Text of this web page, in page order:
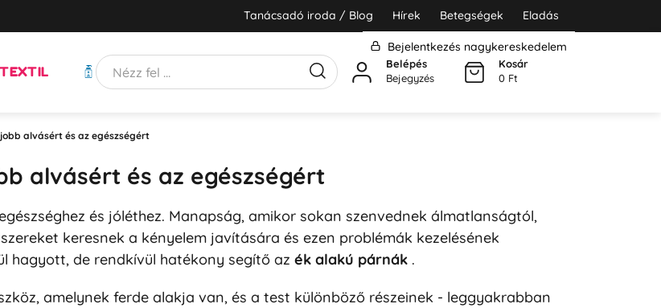
Tanácsadó iroda / Blog Hírek Betegségek Eladás
Bejelentkezés nagykereskedelem
TEXTIL HIGIÉNIA
Belépés
Bejegyzés
Kosár
0 Ft
alvásért és az egészségért
alvásért és az egészségért
és jóléthez. Manapság, amikor sokan szenvednek álmatlanságtól,
keresnek a kényelem javítására és ezen problémák kezelésének
hagyott, de rendkívül hatékony segítő az ék alakú párnák.
amelynek ferde alakja van, és a test különböző részeinek - leggyakrabban